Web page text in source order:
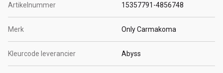
Artikelnummer 15357791-4856748
Merk Only Carmakoma
Kleurcode leverancier Abyss